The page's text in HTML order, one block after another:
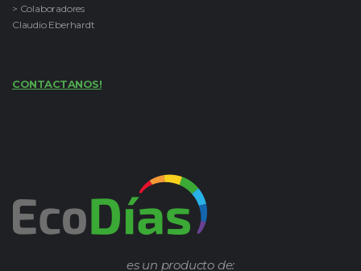
> Colaboradores
Claudio Eberhardt
CONTACTANOS!
es un producto de: